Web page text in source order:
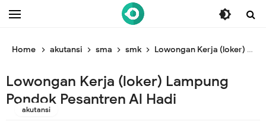
/* ganti br end */
Home akutansi sma smk Lowongan Kerja (loker) Lampung Pondok Pesantren Al Hadi
Lowongan Kerja (loker) Lampung
Pondok Pesantren Al Hadi
akutansi